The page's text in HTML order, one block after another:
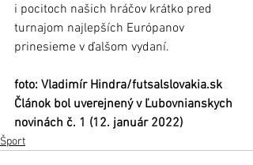
i pocitoch našich hráčov krátko pred
turnajom najlepších Európanov
prinesieme v ďalšom vydaní.
foto: Vladimír Hindra/futsalslovakia.sk
Článok bol uverejnený v Ľubovnianskych
novinách č. 1 (12. január 2022)
Šport